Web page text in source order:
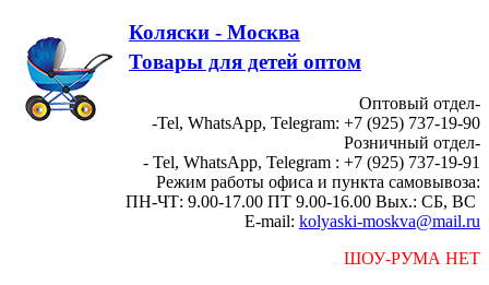
Коляски - Москва
Товары для детей оптом
Оптовый отдел-
-Tel, WhatsApp, Telegram: +7 (925) 737-19-90
Розничный отдел-
- Tel, WhatsApp, Telegram : +7 (925) 737-19-91
Режим работы офиса и пункта самовывоза:
ПН-ЧТ: 9.00-17.00 ПТ 9.00-16.00 Вых.: СБ, ВС
E-mail: kolyaski-moskva@mail.ru
ШОУ-РУМА НЕТ